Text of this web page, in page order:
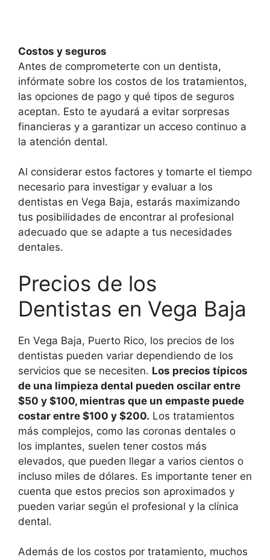
Costos y seguros
Antes de comprometerte con un dentista,
infórmate sobre los costos de los tratamientos,
las opciones de pago y qué tipos de seguros
aceptan. Esto te ayudará a evitar sorpresas
financieras y a garantizar un acceso continuo a
la atención dental.
Al considerar estos factores y tomarte el tiempo
necesario para investigar y evaluar a los
dentistas en Vega Baja, estarás maximizando
tus posibilidades de encontrar al profesional
adecuado que se adapte a tus necesidades
dentales.
Precios de los
Dentistas en Vega Baja
En Vega Baja, Puerto Rico, los precios de los
dentistas pueden variar dependiendo de los
servicios que se necesiten. Los precios típicos
de una limpieza dental pueden oscilar entre
$50 y $100, mientras que un empaste puede
costar entre $100 y $200. Los tratamientos
más complejos, como las coronas dentales o
los implantes, suelen tener costos más
elevados, que pueden llegar a varios cientos o
incluso miles de dólares. Es importante tener en
cuenta que estos precios son aproximados y
pueden variar según el profesional y la clínica
dental.
Además de los costos por tratamiento, muchos